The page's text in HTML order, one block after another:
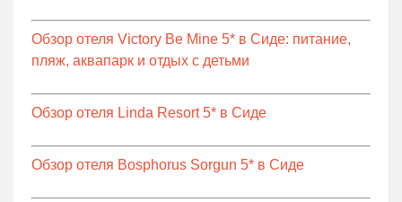
Обзор отеля Victory Be Mine 5* в Сиде: питание,
пляж, аквапарк и отдых с детьми
Обзор отеля Linda Resort 5* в Сиде
Обзор отеля Bosphorus Sorgun 5* в Сиде